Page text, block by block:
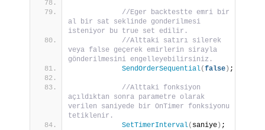
//Eger backtestte emri bir
al bir sat seklinde gonderilmesi
isteniyor bu true set edilir.
//Alttaki satırı silerek
veya false geçerek emirlerin sirayla
gönderilmesini engelleyebilirsiniz.
SendOrderSequential(false ) ;
//Alttaki fonksiyon
açıldıktan sonra parametre olarak
verilen saniyede bir OnTimer fonksiyonu
tetiklenir.
SetTimerInterval( saniye ) ;